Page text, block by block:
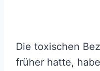
Die toxischen
früher hatte,